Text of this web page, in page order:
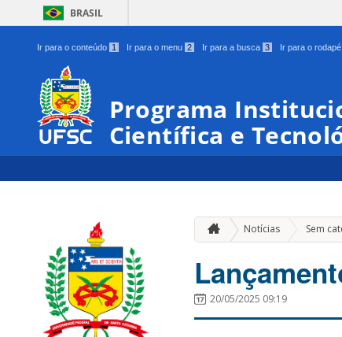
BRASIL
Ir para o conteúdo 1 Ir para o menu 2 Ir para a busca 3 Ir para o rodapé
Programa
Científica e
Notícias Sem
20/05/2025 09:19